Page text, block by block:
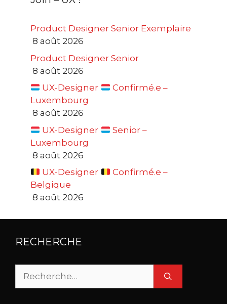
Product Designer Senior Exemplaire
8 août 2026
Product Designer Senior
8 août 2026
UX-Designer
Confirmé.e –
Luxembourg
8 août 2026
UX-Designer
Senior –
Luxembourg
8 août 2026
UX-Designer
Confirmé.e –
Belgique
8 août 2026
RECHERCHE
Rechercher :